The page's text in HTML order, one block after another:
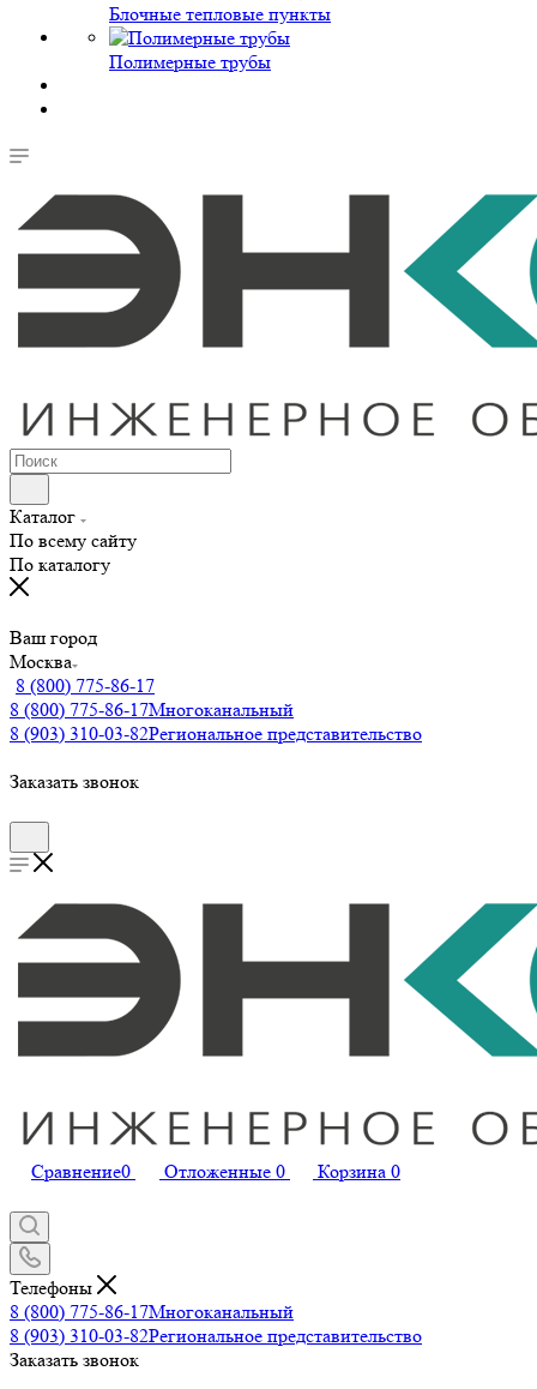
Блочные тепловые пункты
Полимерные трубы
Каталог
По всему сайту
По каталогу
Ваш город
Москва
8 (800) 775-86-17
8 (800) 775-86-17Многоканальный
8 (903) 310-03-82Региональное представительство
Заказать звонок
Сравнение0 Отложенные 0 Корзина 0
Телефоны
8 (800) 775-86-17Многоканальный
8 (903) 310-03-82Региональное представительство
Заказать звонок